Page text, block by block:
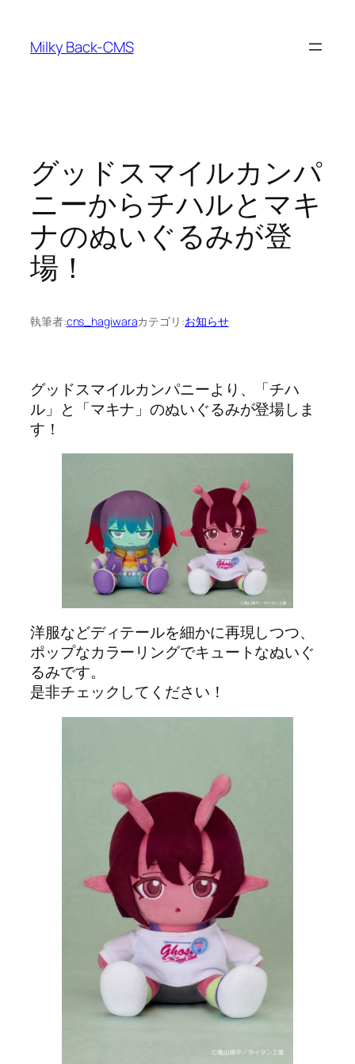
Milky Back-CMS
グッドスマイルカンパ
ニーからチハルとマキ
ナのぬいぐるみが登
場！
執筆者:cns_hagiwaraカテゴリ:お知らせ
グッドスマイルカンパニーより、「チハ
ル」と「マキナ」のぬいぐるみが登場しま
す！
洋服などディテールを細かに再現しつつ、
ポップなカラーリングでキュートなぬいぐ
るみです。
是非チェックしてください！